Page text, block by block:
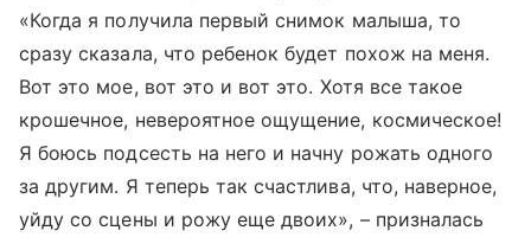
«Когда я получила первый снимок малыша, то
сразу сказала, что ребенок будет похож на меня.
Вот это мое, вот это и вот это. Хотя все такое
крошечное, невероятное ощущение, космическое!
Я боюсь подсесть на него и начну рожать одного
за другим. Я теперь так счастлива, что, наверное,
уйду со сцены и рожу еще двоих», – призналась